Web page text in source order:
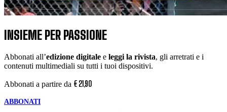
INSIEME PER PASSIONE
Abbonati all’edizione digitale e leggi la rivista, gli arretrati e i
contenuti multimediali su tutti i tuoi dispositivi.
Abbonati a partire da € 21,90
ABBONATI